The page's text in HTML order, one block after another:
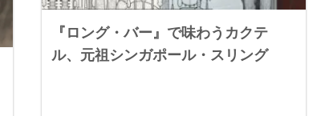
『ロング・バー』で味わうカクテ
ル、元祖シンガポール・スリング